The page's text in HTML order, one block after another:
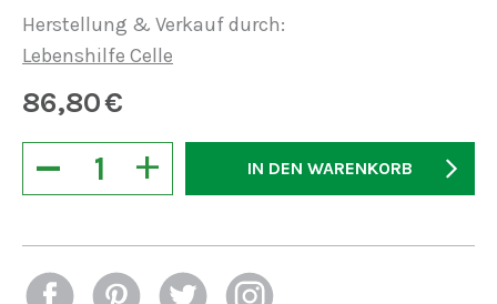
Herstellung & Verkauf durch:
Lebenshilfe Celle
86,80€
+
− IN DEN WARENKORB